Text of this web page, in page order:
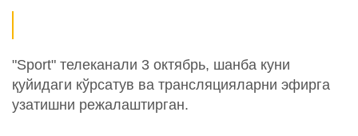
"Sport" телеканали 3 октябрь, шанба куни
қуйидаги кўрсатув ва трансляцияларни эфирга
узатишни режалаштирган.